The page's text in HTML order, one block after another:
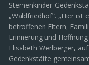
Sternenkinder-
„Waldfriedhof“. „Hier
betroffenen Eltern,
Erinnerung und
Elisabeth Werlberger,
Gedenkstätte